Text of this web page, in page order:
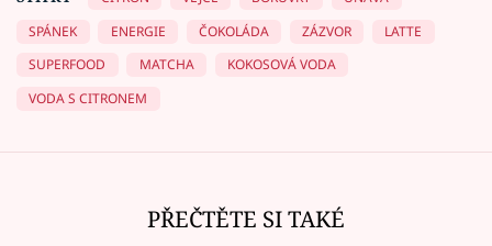
SPÁNEK
ENERGIE ČOKOLÁDA ZÁZVOR
LATTE
SUPERFOOD
MATCHA
KOKOSOVÁ VODA
VODA S CITRONEM
PŘEČTĚTE SI TAKÉ